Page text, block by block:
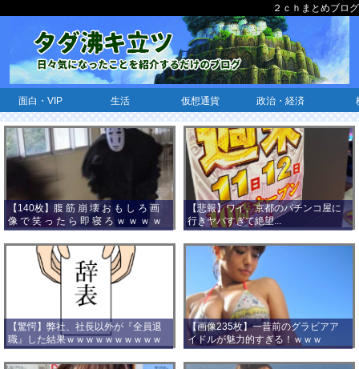
２ｃｈまとめブログ
面白・VIP 生活 仮想通貨 政治・経済
【140枚】腹 筋 崩 壊 お も し ろ 画
像 で 笑 っ た ら 即 寝 ろ ｗ ｗ ｗ ｗ
ｗ ｗ ｗ ｗ ｗ ｗ ｗ ｗ
【悲報】ワイ、京都のパチンコ屋に
行きヤバすぎて絶望...
【驚愕】弊社、社長以外が『全員退
職』した結果ｗｗｗｗｗｗｗｗｗｗ
ｗｗｗ
【画像235枚】一昔前のグラビアア
イドルが魅力的すぎる！ｗｗｗ